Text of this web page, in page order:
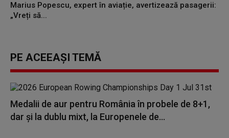
Marius Popescu, expert în aviație, avertizează pasagerii:
„Vreți să...
PE ACEEAȘI TEMĂ
Medalii de aur pentru România în probele de 8+1,
dar și la dublu mixt, la Europenele de...